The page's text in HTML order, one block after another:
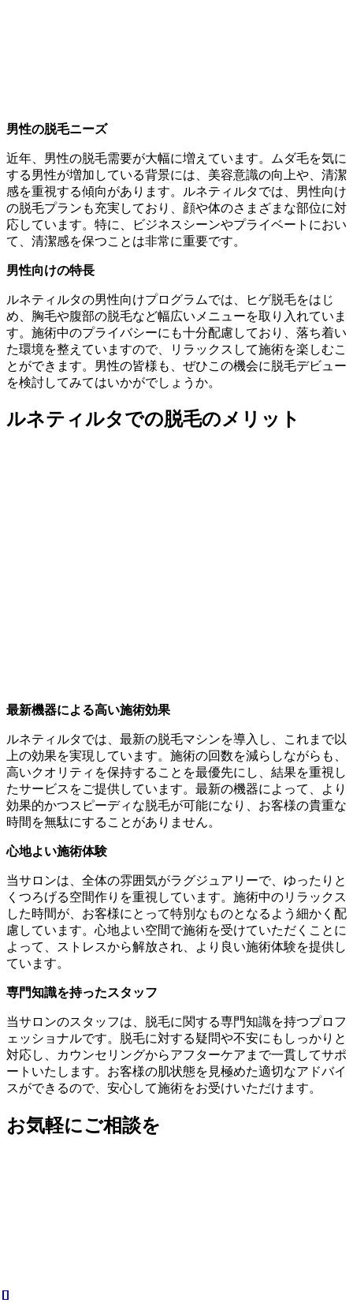
男性の脱毛ニーズ
近年、男性の脱毛需要が大幅に増えています。ムダ毛を気に
する男性が増加している背景には、美容意識の向上や、清潔
感を重視する傾向があります。ルネティルタでは、男性向け
の脱毛プランも充実しており、顔や体のさまざまな部位に対
応しています。特に、ビジネスシーンやプライベートにおい
て、清潔感を保つことは非常に重要です。
男性向けの特長
ルネティルタの男性向けプログラムでは、ヒゲ脱毛をはじ
め、胸毛や腹部の脱毛など幅広いメニューを取り入れていま
す。施術中のプライバシーにも十分配慮しており、落ち着い
た環境を整えていますので、リラックスして施術を楽しむこ
とができます。男性の皆様も、ぜひこの機会に脱毛デビュー
を検討してみてはいかがでしょうか。
ルネティルタでの脱毛のメリット
最新機器による高い施術効果
ルネティルタでは、最新の脱毛マシンを導入し、これまで以
上の効果を実現しています。施術の回数を減らしながらも、
高いクオリティを保持することを最優先にし、結果を重視し
たサービスをご提供しています。最新の機器によって、より
効果的かつスピーディな脱毛が可能になり、お客様の貴重な
時間を無駄にすることがありません。
心地よい施術体験
当サロンは、全体の雰囲気がラグジュアリーで、ゆったりと
くつろげる空間作りを重視しています。施術中のリラックス
した時間が、お客様にとって特別なものとなるよう細かく配
慮しています。心地よい空間で施術を受けていただくことに
よって、ストレスから解放され、より良い施術体験を提供し
ています。
専門知識を持ったスタッフ
当サロンのスタッフは、脱毛に関する専門知識を持つプロフ
ェッショナルです。脱毛に対する疑問や不安にもしっかりと
対応し、カウンセリングからアフターケアまで一貫してサポ
ートいたします。お客様の肌状態を見極めた適切なアドバイ
スができるので、安心して施術をお受けいただけます。
お気軽にご相談を